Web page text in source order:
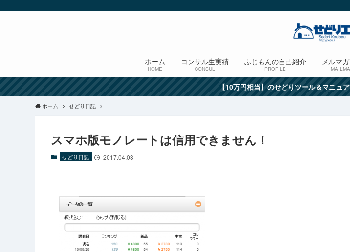
ホーム
HOME
コンサル生実績
CONSUL
ふじもんの自己紹介
PROFILE
メルマ
【10万円相当】のせどりツール＆マニュ
ホーム せどり日記
スマホ版モノレートは信用できません！
せどり日記 2017.04.03